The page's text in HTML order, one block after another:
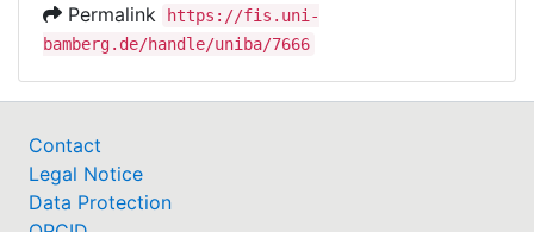
Permalink
https://fis.uni-
bamberg.de/handle/uniba/7666
Contact
Legal Notice
Data Protection